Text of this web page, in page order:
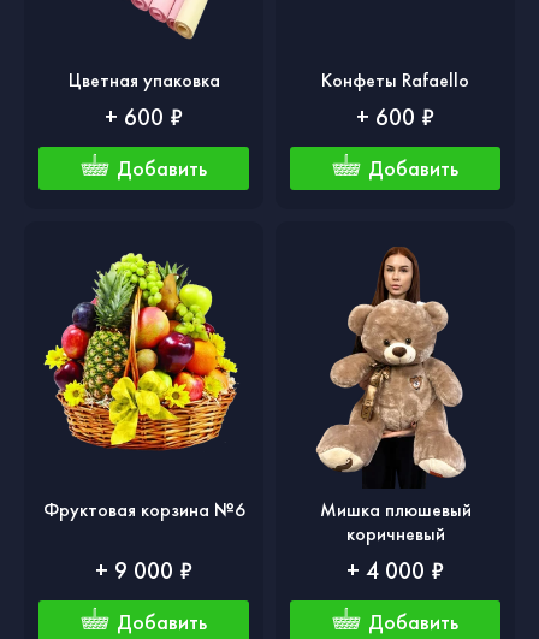
Цветная упаковка
+ 600 ₽
Добавить
Конфеты Rafaello
+ 600 ₽
Добавить
Фруктовая корзина №6
+ 9 000 ₽
Добавить
Мишка плюшевый
коричневый
+ 4 000 ₽
Добавить